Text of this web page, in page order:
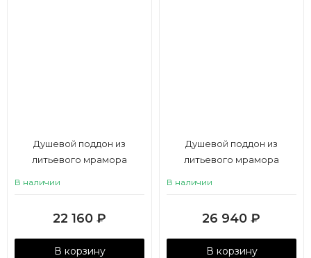
Душевой поддон из
литьевого мрамора
В наличии
22 160 ₽
В корзину
Душевой поддон из
литьевого мрамора
В наличии
26 940 ₽
В корзину